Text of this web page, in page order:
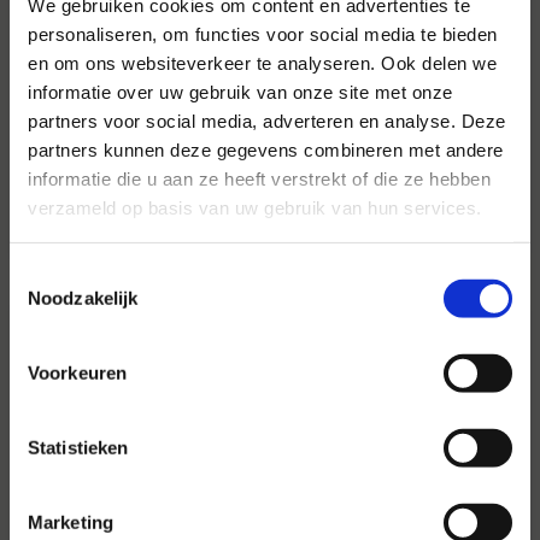
We gebruiken cookies om content en advertenties te
personaliseren, om functies voor social media te bieden
en om ons websiteverkeer te analyseren. Ook delen we
informatie over uw gebruik van onze site met onze
partners voor social media, adverteren en analyse. Deze
partners kunnen deze gegevens combineren met andere
informatie die u aan ze heeft verstrekt of die ze hebben
verzameld op basis van uw gebruik van hun services.
Noodzakelijk
Voorkeuren
Statistieken
Marketing
Voor al uw evenementen en
partijen
Hansen Evenementen is uw partner voor
evenementen van groot tot klein.
Lees verder